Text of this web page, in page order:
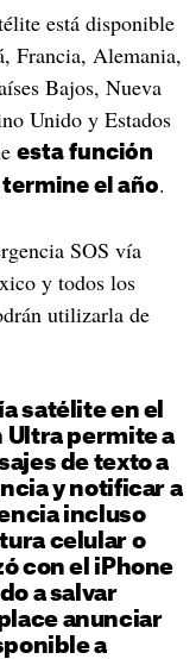
está disponible
Francia, Alemania,
Bajos, Nueva
Unido y Estados
esta función
termine el año.
SOS vía
y todos los
utilizarla de
satélite en el
Ultra permite a
de texto a
y notificar a
incluso
celular o
con el iPhone
a salvar
anunciar
a